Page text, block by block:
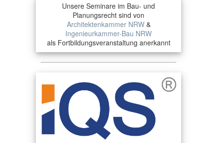
Unsere Seminare im Bau- und
Planungsrecht sind von
Architektenkammer NRW&
Ingenieurkammer-Bau NRW
als Fortbildungsveranstaltung anerkannt